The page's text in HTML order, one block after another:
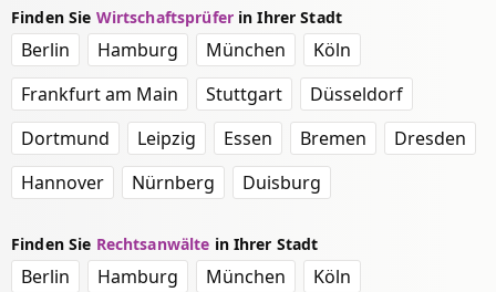
Finden Sie Wirtschaftsprüferin Ihrer Stadt
Berlin Hamburg München
Köln
Frankfurt am Main
Stuttgart
Düsseldorf
Dortmund
Leipzig Essen Bremen
Dresden
Hannover
Nürnberg Duisburg
Finden Sie Rechtsanwälte in Ihrer Stadt
Berlin Hamburg München
Köln